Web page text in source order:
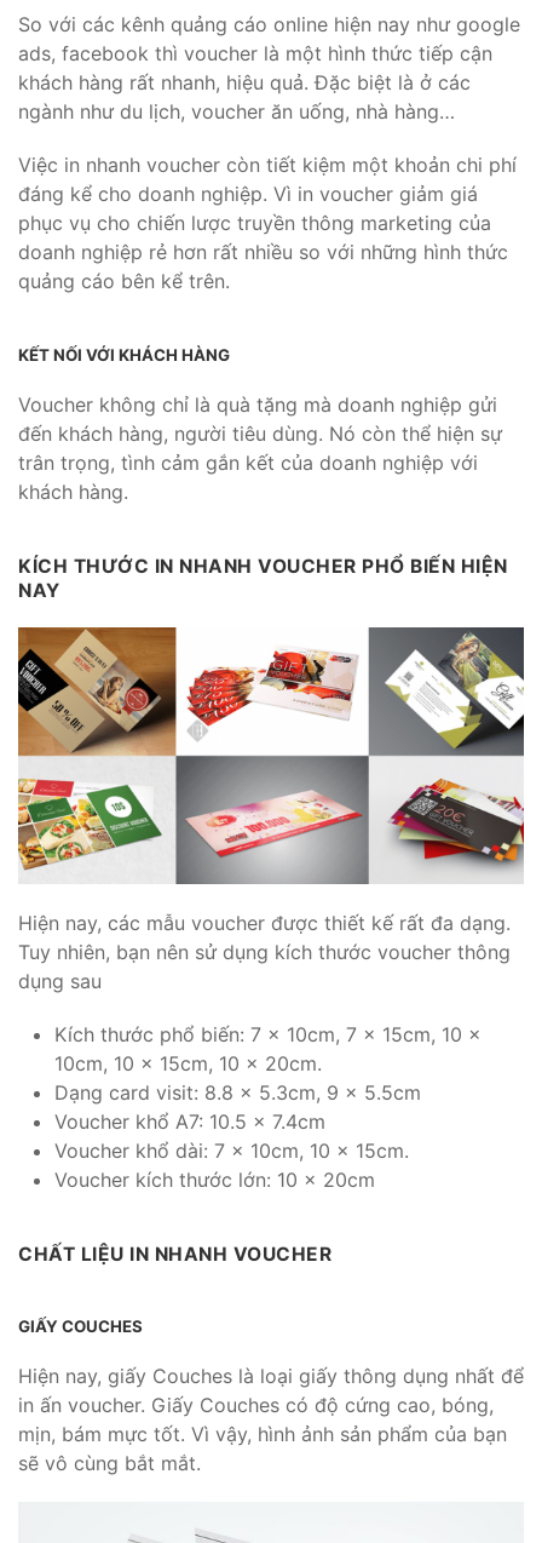
So với các kênh quảng cáo online hiện nay như google
ads, facebook thì voucher là một hình thức tiếp cận
khách hàng rất nhanh, hiệu quả. Đặc biệt là ở các
ngành như du lịch, voucher ăn uống, nhà hàng…
Việc in nhanh voucher còn tiết kiệm một khoản chi phí
đáng kể cho doanh nghiệp. Vì in voucher giảm giá
phục vụ cho chiến lược truyền thông marketing của
doanh nghiệp rẻ hơn rất nhiều so với những hình thức
quảng cáo bên kể trên.
KẾT NỐI VỚI KHÁCH HÀNG
Voucher không chỉ là quà tặng mà doanh nghiệp gửi
đến khách hàng, người tiêu dùng. Nó còn thể hiện sự
trân trọng, tình cảm gắn kết của doanh nghiệp với
khách hàng.
KÍCH THƯỚC IN NHANH VOUCHER PHỔ BIẾN HIỆN
NAY
Hiện nay, các mẫu voucher được thiết kế rất đa dạng.
Tuy nhiên, bạn nên sử dụng kích thước voucher thông
dụng sau
Kích thước phổ biến: 7 x 10cm, 7 x 15cm, 10 x
10cm, 10 x 15cm, 10 x 20cm.
Dạng card visit: 8.8 x 5.3cm, 9 x 5.5cm
Voucher khổ A7: 10.5 x 7.4cm
Voucher khổ dài: 7 x 10cm, 10 x 15cm.
Voucher kích thước lớn: 10 x 20cm
CHẤT LIỆU IN NHANH VOUCHER
GIẤY COUCHES
Hiện nay, giấy Couches là loại giấy thông dụng nhất để
in ấn voucher. Giấy Couches có độ cứng cao, bóng,
mịn, bám mực tốt. Vì vậy, hình ảnh sản phẩm của bạn
sẽ vô cùng bắt mắt.